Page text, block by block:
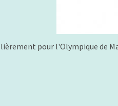
pour l'Olympique de